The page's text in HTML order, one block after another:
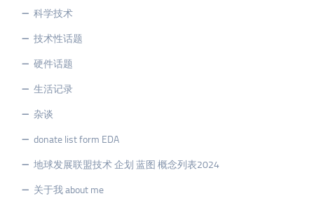
科学技术
技术性话题
硬件话题
生活记录
杂谈
donate list form EDA
地球发展联盟技术 企划 蓝图 概念列表2024
关于我 about me